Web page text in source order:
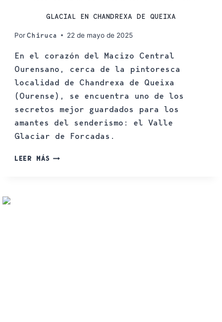
GLACIAL EN CHANDREXA DE QUEIXA
PorChiruca 22 de mayo de 2025
En el corazón del Macizo Central
Ourensano, cerca de la pintoresca
localidad de Chandrexa de Queixa
(Ourense), se encuentra uno de los
secretos mejor guardados para los
amantes del senderismo: el Valle
Glaciar de Forcadas.
LEER MÁS